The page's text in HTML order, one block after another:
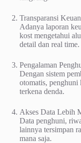
Transparansi
Adanya laporan
kost mengetahui
detail dan real time.
Pengalaman
Dengan sistem
otomatis, penghuni
terkena denda.
Akses Data Lebih
Data penghuni,
lainnya tersimpan
mana saja.